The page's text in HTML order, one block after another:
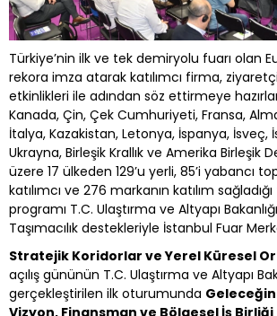
Türkiye’nin ilk ve tek demiryolu fuarı olan
rekora imza atarak katılımcı firma, ziyaretçi
etkinlikleri ile adından söz ettirmeye
Kanada, Çin, Çek Cumhuriyeti, Fransa,
İtalya, Kazakistan, Letonya, İspanya, İsveç,
Ukrayna, Birleşik Krallık ve Amerika Birleşik
üzere 17 ülkeden 129’u yerli, 85’i yabancı
katılımcı ve 276 markanın katılım
programı T.C. Ulaştırma ve Altyapı
Taşımacılık destekleriyle İstanbul Fuar
Stratejik Koridorlar ve Yerel Küresel
açılış gününün T.C. Ulaştırma ve Altyapı
gerçekleştirilen ilk oturumunda Geleceğin
Vizyon, Finansman ve Bölgesel İş Birliği